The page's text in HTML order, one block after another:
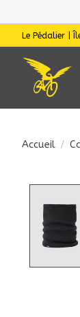
Le Pédalier |
Accueil /